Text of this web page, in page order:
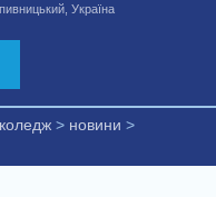
Україна
> новини >